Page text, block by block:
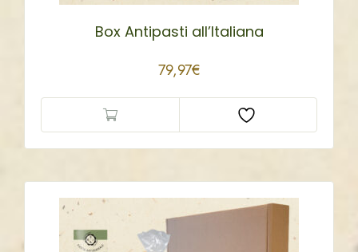
Box Antipasti all’Italiana
79,97€